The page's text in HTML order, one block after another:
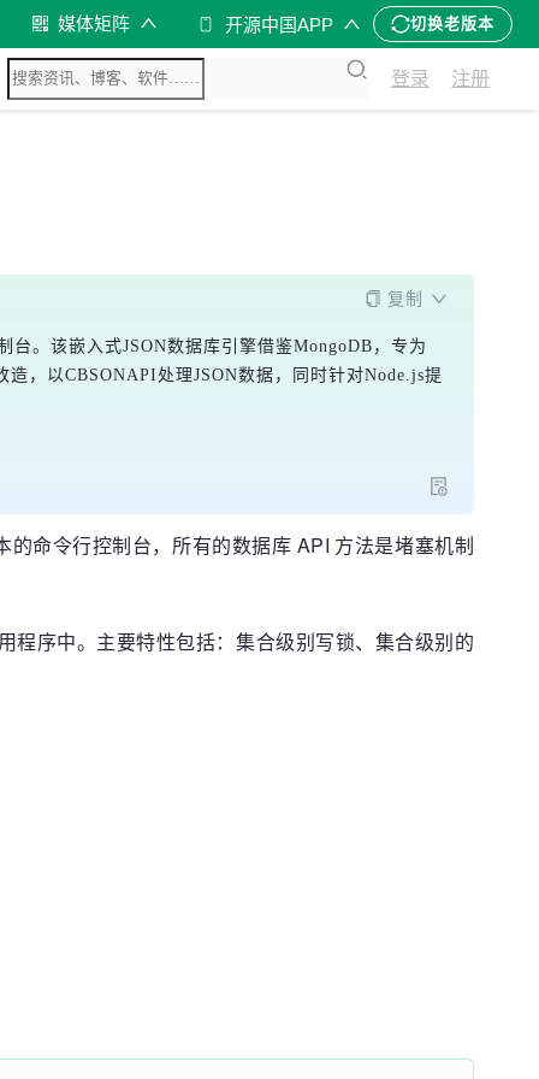
媒体矩阵 开源中国APP 切换老版本
登录 注册
复制
。该嵌入式JSON数据库引擎借鉴MongoDB，专为
，以CBSONAPI处理JSON数据，同时针对Node.js提
命令行控制台，所有的数据库 API 方法是堵塞机制
程序中。主要特性包括：集合级别写锁、集合级别的